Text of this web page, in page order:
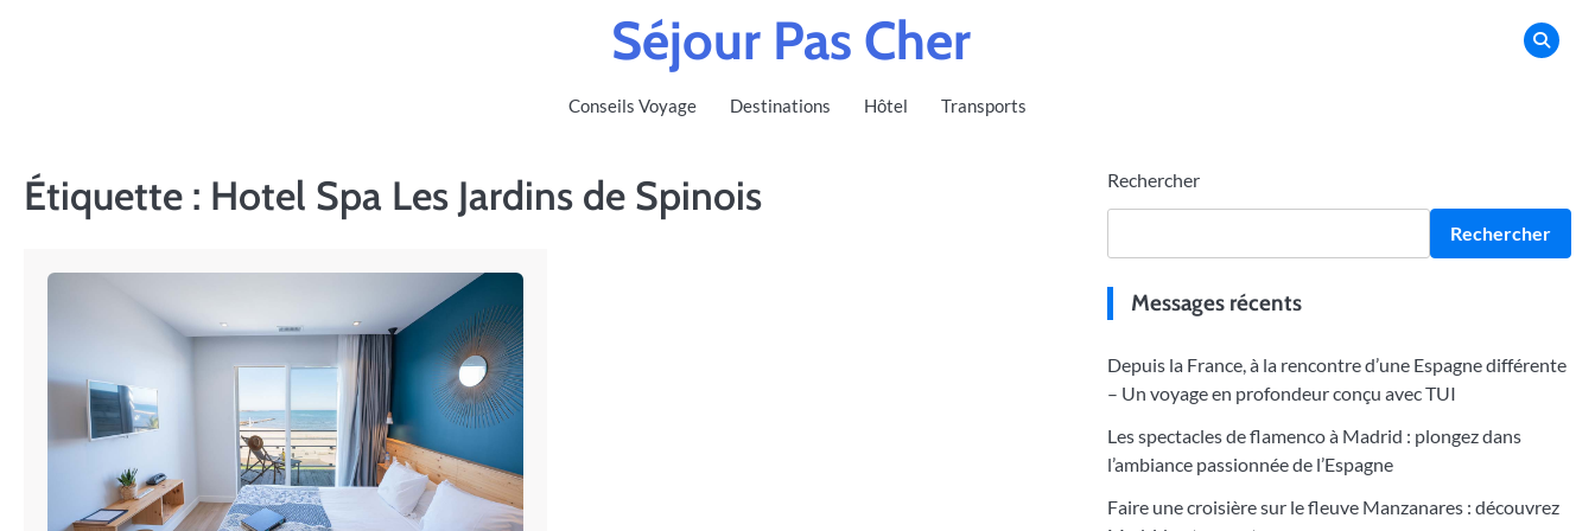
Séjour Pas Cher
Conseils Voyage Destinations Hôtel Transports
Étiquette : Hotel Spa Les Jardins de Spinois Rechercher
Rechercher
Messages récents
Depuis la France, à la rencontre d’une Espagne différente
– Un voyage en profondeur conçu avec TUI
Les spectacles de flamenco à Madrid : plongez dans
l’ambiance passionnée de l’Espagne
Faire une croisière sur le fleuve Manzanares : découvrez